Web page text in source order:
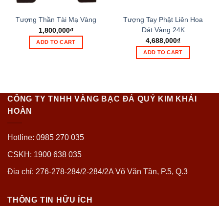
Tượng Thần Tài Mạ Vàng
1,800,000₫
ADD TO CART
Tượng Tay Phật Liên Hoa
Dát Vàng 24K
4,688,000₫
ADD TO CART
CÔNG TY TNHH VÀNG BẠC ĐÁ QUÝ KIM KHẢI
HOÀN
Hotline: 0985 270 035
CSKH: 1900 638 035
Địa chỉ: 276-278-284/2-284/2A Võ Văn Tần, P.5, Q.3
THÔNG TIN HỮU ÍCH